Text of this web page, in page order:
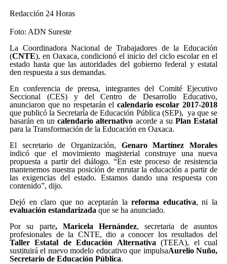
Redacción 24 Horas
Foto: ADN Sureste
La Coordinadora Nacional de Trabajadores de la Educación
(CNTE), en Oaxaca, condicionó el inicio del ciclo escolar en el
estado hasta que las autoridades del gobierno federal y estatal
den respuesta a sus demandas.
En conferencia de prensa, integrantes del Comité Ejecutivo
Seccional (CES) y del Centro de Desarrollo Educativo,
anunciaron que no respetarán el calendario escolar 2017-2018
que publicó la Secretaría de Educación Pública (SEP), ya que se
basarán en uncalendario alternativo acorde a su Plan Estatal
para la Transformación de la Educación en Oaxaca.
El secretario de Organización, Genaro Martínez Morales
indicó que el movimiento magisterial construye una nueva
propuesta a partir del diálogo. “En este proceso de resistencia
mantenemos nuestra posición de enrutar la educación a partir de
las exigencias del estado. Estamos dando una respuesta con
contenido”, dijo.
Dejó en claro que no aceptarán lareforma educativa, ni la
evaluación estandarizada que se ha anunciado.
Por su parte, Maricela Hernández, secretaria de asuntos
profesionales de la CNTE, dio a conocer los resultados del
Taller Estatal de Educación Alternativa (TEEA), el cual
sustituirá el nuevo modelo educativo que impulsaAurelio Nuño,
Secretario de Educación Pública.